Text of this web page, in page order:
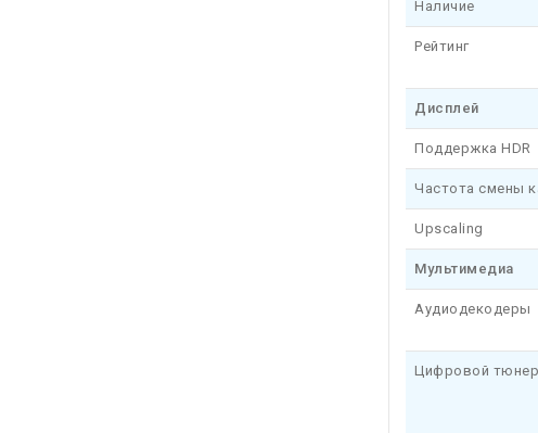
Наличие
Рейтинг
Дисплей
Поддержка HDR
Частота смены
Upscaling
Мультимедиа
Аудиодекодеры
Цифровой тюнер